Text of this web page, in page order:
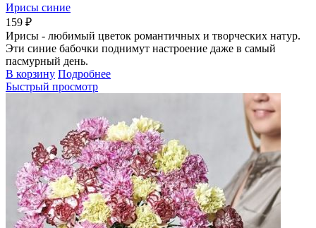
Ирисы синие
159 ₽
Ирисы - любимый цветок романтичных и творческих натур.
Эти синие бабочки поднимут настроение даже в самый
пасмурный день.
В корзину Подробнее
Быстрый просмотр